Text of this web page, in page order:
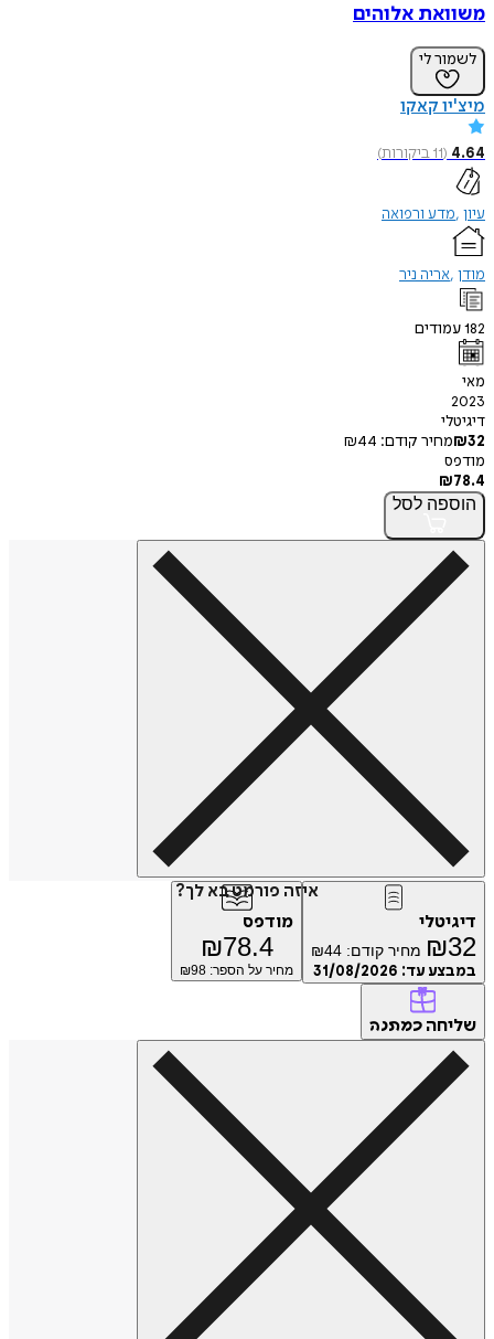
משוואת אלוהים
לשמור לי
מיצ'יו קאקו
4.64
(
11ביקורות)
עיון מדע ורפואה
מודן אריה ניר
182עמודים
מאי
2023
דיגיטלי
₪32 מחיר קודם: ₪44
מודפס
₪78.4
הוספה לסל
איזה פורמט בא לך?
דיגיטלי
₪32 מחיר קודם: ₪44
במבצע עד: 31/08/2026
מודפס
₪78.4
מחיר על הספר: ₪ 98
שליחה כמתנה